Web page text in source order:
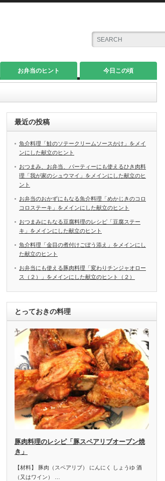
お弁当のヒント 今日この頃
最近の投稿
魚介料理「鮭のソテークリームソースかけ」をメイ
ンにした献立のヒント
おつまみ、お弁当、パーティーにも使えるひき肉料
理「我が家のシュウマイ」をメインにした献立のヒ
ント
お弁当のおかずにもなる魚介料理「めかじきのコロ
コロステーキ」をメインにした献立のヒント
おつまみにもなる豆腐料理のレシピ「豆腐ステー
キ」をメインにした献立のヒント
魚介料理「金目の煮付けごぼう添え」をメインにし
た献立のヒント
お弁当にも使える豚肉料理「変わりチンジャオロー
ス（２）」をメインにした献立のヒント（２）
とっておきの料理
豚肉料理のレシピ「豚スペアリブオーブン焼
き」
【材料】 豚肉（スペアリブ） にんにく しょうゆ 酒
（又はワイン） …